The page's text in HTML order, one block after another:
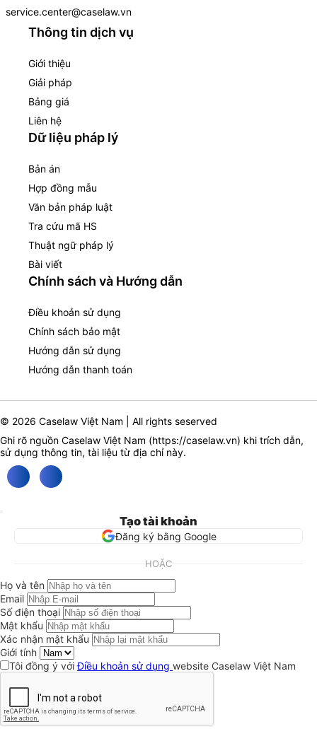
service.center@caselaw.vn
Thông tin dịch vụ
Giới thiệu
Giải pháp
Bảng giá
Liên hệ
Dữ liệu pháp lý
Bản án
Hợp đồng mẫu
Văn bản pháp luật
Tra cứu mã HS
Thuật ngữ pháp lý
Bài viết
Chính sách và Hướng dẫn
Điều khoản sử dụng
Chính sách bảo mật
Hướng dẫn sử dụng
Hướng dẫn thanh toán
© 2026 Caselaw Việt Nam | All rights seserved
Ghi rõ nguồn Caselaw Việt Nam (https://caselaw.vn) khi trích dẫn,
sử dụng thông tin, tài liệu từ địa chỉ này.
Tạo tài khoản
Đăng ký bằng Google
HOẶC
Họ và tên
Email
Số điện thoại
Mật khẩu
Xác nhận mật khẩu
Giới tính
Tôi đồng ý vớiĐiều khoản sử dụng website Caselaw Việt Nam